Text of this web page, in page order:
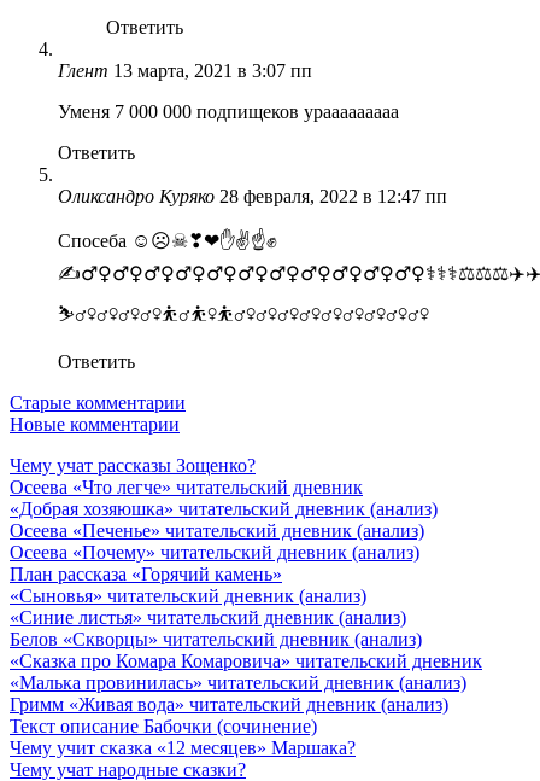
Ответить
Глент 13 марта, 2021 в 3:07 пп
Уменя 7 000 000 подпищеков урааааааааа
Ответить
Оликсандро Куряко 28 февраля, 2022 в 12:47 пп
Спосеба ☺☹☠❣❤✋✌☝✊
⛷‍♂️‍♀️‍♂️‍♀️‍♂️‍♀️‍♂️‍♀️⛹‍♂️⛹‍♀️⛹‍♂️‍♀️‍♂️‍♀️‍♂️‍♀️‍♂️‍♀️‍♂️‍♀️‍♂️‍♀️‍♂️‍♀️‍♂️‍♀️‍♂️‍♀️‍‍‍‍‍‍‍‍‍‍‍‍‍‍‍‍‍‍‍‍‍‍‍‍‍‍‍‍‍‍‍
Ответить
Навигация
по
комментариям
Старые комментарии
Новые комментарии
Чему учат рассказы Зощенко?
Осеева «Что легче» читательский дневник
«Добрая хозяюшка» читательский дневник (анализ)
Осеева «Печенье» читательский дневник (анализ)
Осеева «Почему» читательский дневник (анализ)
План рассказа «Горячий камень»
«Сыновья» читательский дневник (анализ)
«Синие листья» читательский дневник (анализ)
Белов «Скворцы» читательский дневник (анализ)
«Сказка про Комара Комаровича» читательский дневник
«Малька провинилась» читательский дневник (анализ)
Гримм «Живая вода» читательский дневник (анализ)
Текст описание Бабочки (сочинение)
Чему учит сказка «12 месяцев» Маршака?
Чему учат народные сказки?